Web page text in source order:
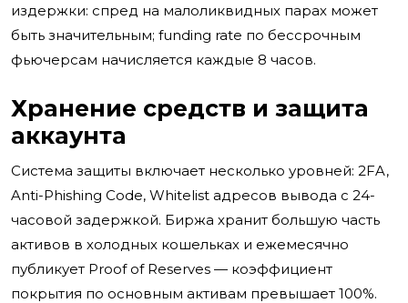
издержки: спред на малоликвидных парах может
быть значительным; funding rate по бессрочным
фьючерсам начисляется каждые 8 часов.
Хранение средств и защита
аккаунта
Система защиты включает несколько уровней: 2FA,
Anti-Phishing Code, Whitelist адресов вывода с 24-
часовой задержкой. Биржа хранит большую часть
активов в холодных кошельках и ежемесячно
публикует Proof of Reserves — коэффициент
покрытия по основным активам превышает 100%.